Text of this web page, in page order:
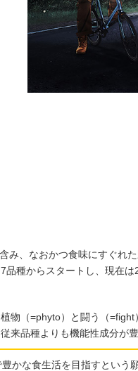
、なおかつ食味にすぐれ
種からスタートし、現在
植物（=phyto）と闘う（=fight
従来品種よりも機能性成分が
かな食生活を目指すという願